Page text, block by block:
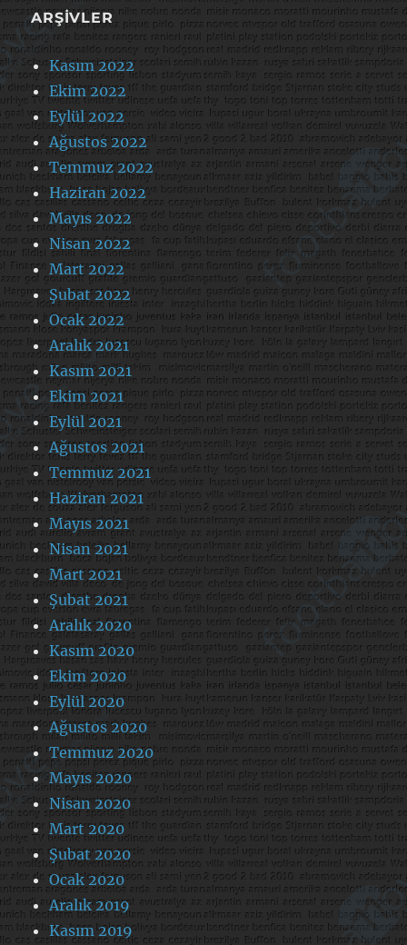
ARŞIVLER
Kasım 2022
Ekim 2022
Eylül 2022
Ağustos 2022
Temmuz 2022
Haziran 2022
Mayıs 2022
Nisan 2022
Mart 2022
Şubat 2022
Ocak 2022
Aralık 2021
Kasım 2021
Ekim 2021
Eylül 2021
Ağustos 2021
Temmuz 2021
Haziran 2021
Mayıs 2021
Nisan 2021
Mart 2021
Şubat 2021
Aralık 2020
Kasım 2020
Ekim 2020
Eylül 2020
Ağustos 2020
Temmuz 2020
Mayıs 2020
Nisan 2020
Mart 2020
Şubat 2020
Ocak 2020
Aralık 2019
Kasım 2019